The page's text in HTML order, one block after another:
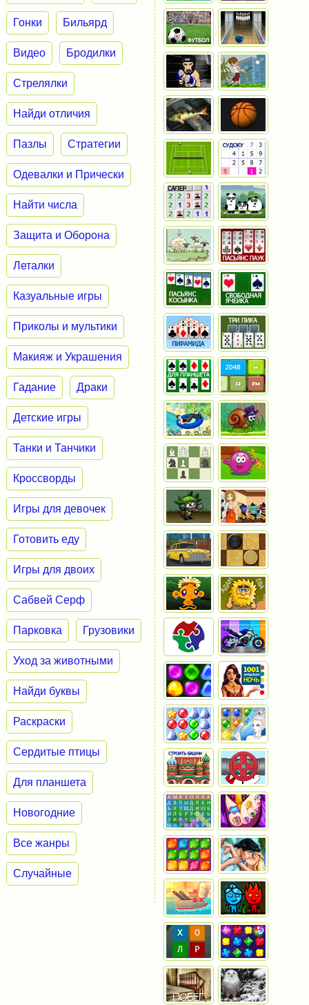
Гонки Бильярд
Видео Бродилки
Стрелялки
Найди отличия
Пазлы Стратегии
Одевалки и Прически
Найти числа
Защита и Оборона
Леталки
Казуальные игры
Приколы и мультики
Макияж и Украшения
Гадание Драки
Детские игры
Танки и Танчики
Кроссворды
Игры для девочек
Готовить еду
Игры для двоих
Сабвей Серф
Парковка Грузовики
Уход за животными
Найди буквы
Раскраски
Сердитые птицы
Для планшета
Новогодние
Все жанры
Случайные